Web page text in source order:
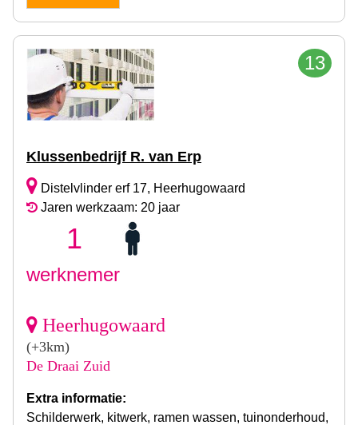
13
Klussenbedrijf R. van Erp
Distelvlinder erf 17, Heerhugowaard
Jaren werkzaam: 20 jaar
1
werknemer
Heerhugowaard
(+3km)
De Draai Zuid
Extra informatie:
Schilderwerk, kitwerk, ramen wassen, tuinonderhoud,